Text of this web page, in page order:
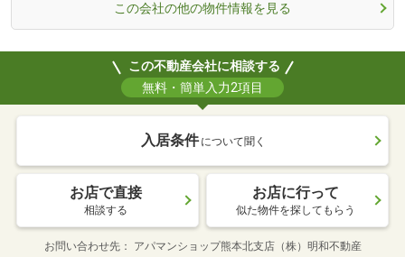
この会社の他の物件情報を見る
この不動産会社に相談する
無料・簡単入力2項目
入居条件 について聞く
お店で直接
相談する
お店に行って
似た物件を探してもらう
お問い合わせ先 アパマンショップ熊本北支店（株）明和不動産